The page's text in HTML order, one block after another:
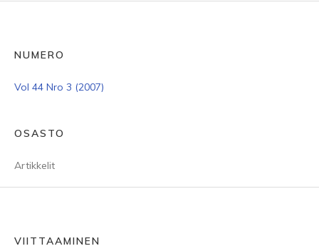
NUMERO
Vol 44 Nro 3 (2007)
OSASTO
Artikkelit
VIITTAAMINEN